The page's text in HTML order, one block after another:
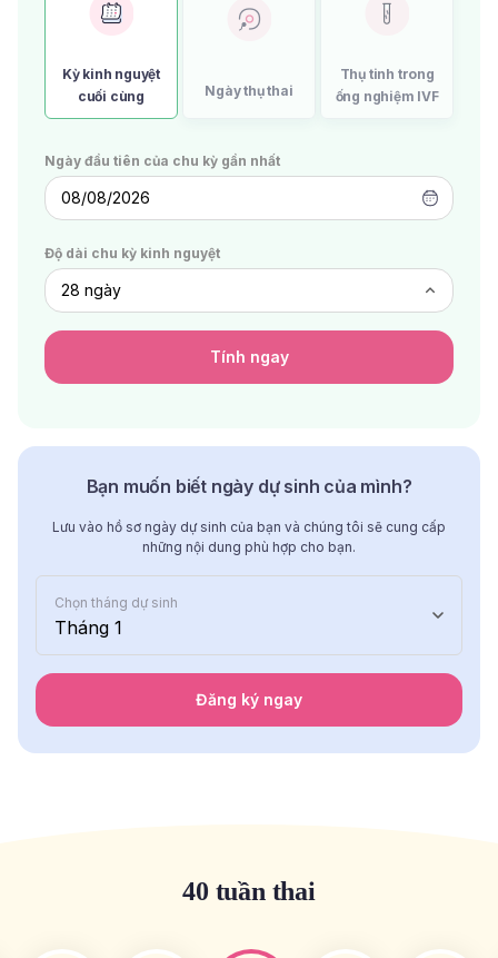
Kỳ kinh nguyệt
cuối cùng
Ngày thụ thai
Thụ tinh trong
ống nghiệm IVF
Ngày đầu tiên của chu kỳ gần nhất
08/08/2026
Độ dài chu kỳ kinh nguyệt
Tính ngay
Bạn muốn biết ngày dự sinh của mình?
Lưu vào hồ sơ ngày dự sinh của bạn và chúng tôi sẽ cung cấp
những nội dung phù hợp cho bạn.
Chọn tháng dự sinh
Tháng 1
Đăng ký ngay
40 tuần thai